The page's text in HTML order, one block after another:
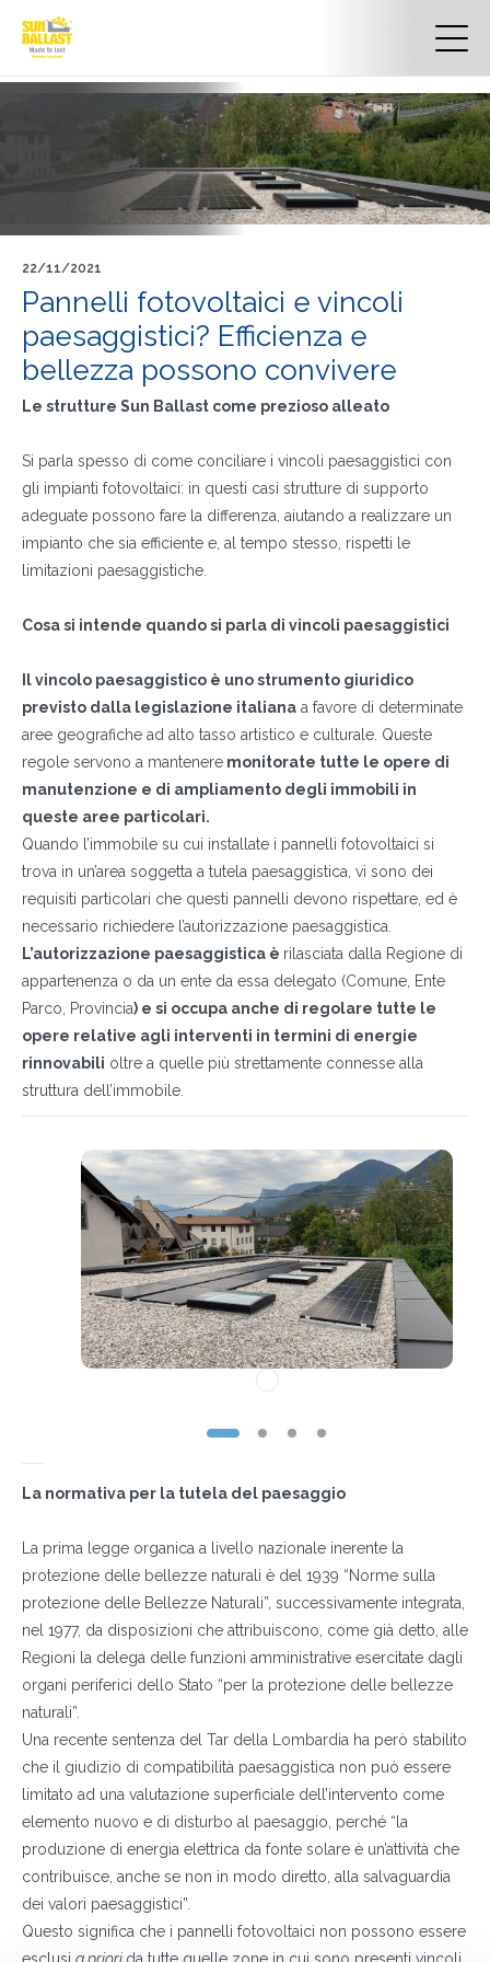
22/11/2021
Pannelli fotovoltaici e vincoli
paesaggistici? Efficienza e
bellezza possono convivere
Le strutture Sun Ballast come prezioso alleato
Si parla spesso di come conciliare i vincoli paesaggistici con
gli impianti fotovoltaici: in questi casi strutture di supporto
adeguate possono fare la differenza, aiutando a realizzare un
impianto che sia efficiente e, al tempo stesso, rispetti le
limitazioni paesaggistiche.
Cosa si intende quando si parla di vincoli paesaggistici
Il vincolo paesaggistico è uno strumento giuridico
previsto dalla legislazione italiana a favore di determinate
aree geografiche ad alto tasso artistico e culturale. Queste
regole servono a mantenere monitorate tutte le opere di
manutenzione e di ampliamento degli immobili in
queste aree particolari.
Quando l’immobile su cui installate i pannelli fotovoltaici si
trova in un’area soggetta a tutela paesaggistica, vi sono dei
requisiti particolari che questi pannelli devono rispettare, ed è
necessario richiedere l’autorizzazione paesaggistica.
L’autorizzazione paesaggistica è rilasciata dalla Regione di
appartenenza o da un ente da essa delegato (Comune, Ente
Parco, Provincia) e si occupa anche di regolare tutte le
opere relative agli interventi in termini di energie
rinnovabili oltre a quelle più strettamente connesse alla
struttura dell’immobile.
La normativa per la tutela del paesaggio
La prima legge organica a livello nazionale inerente la
protezione delle bellezze naturali è del 1939 “Norme sulla
protezione delle Bellezze Naturali”, successivamente integrata,
nel 1977, da disposizioni che attribuiscono, come già detto, alle
Regioni la delega delle funzioni amministrative esercitate dagli
organi periferici dello Stato “per la protezione delle bellezze
naturali”.
Una recente sentenza del Tar della Lombardia ha però stabilito
che il giudizio di compatibilità paesaggistica non può essere
limitato ad una valutazione superficiale dell’intervento come
elemento nuovo e di disturbo al paesaggio, perché “la
produzione di energia elettrica da fonte solare è un’attività che
contribuisce, anche se non in modo diretto, alla salvaguardia
dei valori paesaggistici”.
Questo significa che i pannelli fotovoltaici non possono essere